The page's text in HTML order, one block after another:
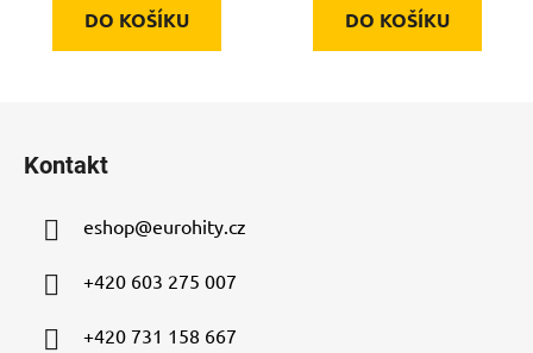
DO KOŠÍKU DO KOŠÍKU
Kontakt
eshop@eurohity.cz
+420 603 275 007
+420 731 158 667